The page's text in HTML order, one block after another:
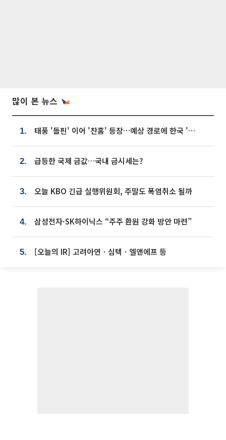
많이 본 뉴스
1. 태풍 '돌핀' 이어 '찬홈' 등장…예상 경로에 한국 '한숨'
2. 급등한 국제 금값…국내 금시세는?
3. 오늘 KBO 긴급 실행위원회, 주말도 폭염취소 될까
4. 삼성전자·SK하이닉스 “주주 환원 강화 방안 마련”
5. [오늘의 IR] 고려아연ㆍ심텍ㆍ엘앤에프 등